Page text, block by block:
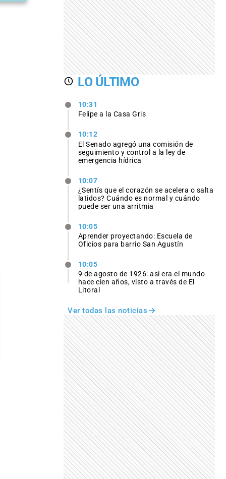
LO ÚLTIMO
10:31
Felipe a la Casa Gris
10:12
El Senado agregó una comisión de
seguimiento y control a la ley de
emergencia hídrica
10:07
¿Sentís que el corazón se acelera o salta
latidos? Cuándo es normal y cuándo
puede ser una arritmia
10:05
Aprender proyectando: Escuela de
Oficios para barrio San Agustín
10:05
9 de agosto de 1926: así era el mundo
hace cien años, visto a través de El
Litoral
Ver todas las noticias